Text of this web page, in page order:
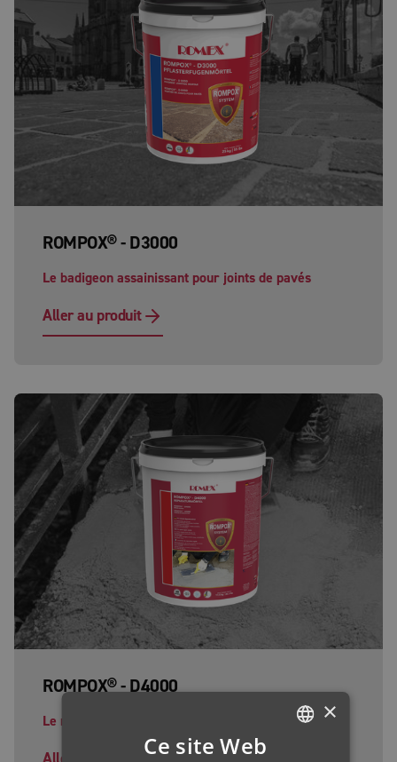
ROMPOX® - D3000
Le badigeon assainissant pour joints de pavés
Aller au produit
ROMPOX® - D4000
Le mortier de réparation simple ×
Ce site Web